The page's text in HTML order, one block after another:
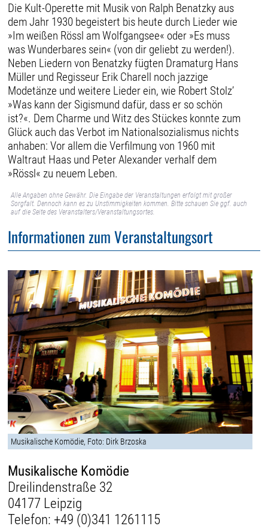
Die Kult-Operette mit Musik von Ralph Benatzky aus
dem Jahr 1930 begeistert bis heute durch Lieder wie
»Im weißen Rössl am Wolfgangsee« oder »Es muss
was Wunderbares sein« (von dir geliebt zu werden!).
Neben Liedern von Benatzky fügten Dramaturg Hans
Müller und Regisseur Erik Charell noch jazzige
Modetänze und weitere Lieder ein, wie Robert Stolz’
»Was kann der Sigismund dafür, dass er so schön
ist?«. Dem Charme und Witz des Stückes konnte zum
Glück auch das Verbot im Nationalsozialismus nichts
anhaben: Vor allem die Verfilmung von 1960 mit
Waltraut Haas und Peter Alexander verhalf dem
»Rössl« zu neuem Leben.
Alle Angaben ohne Gewähr. Die Eingabe der Veranstaltungen erfolgt mit großer
Sorgfalt. Dennoch kann es zu Unstimmigkeiten kommen. Bitte schauen Sie ggf. auch
auf die Seite des Veranstalters/Veranstaltungsortes.
Informationen zum Veranstaltungsort
Musikalische Komödie, Foto: Dirk Brzoska
Musikalische Komödie
Dreilindenstraße 32
04177 Leipzig
Telefon: +49 (0)341 1261115